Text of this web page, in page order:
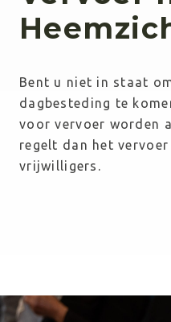
Bent u niet in staat
dagbesteding te
voor vervoer worden
regelt dan het
vrijwilligers.